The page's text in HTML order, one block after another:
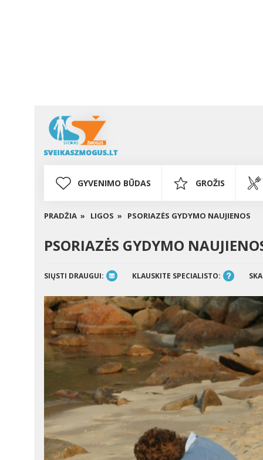
GYVENIMO BŪDAS GROŽIS
PRADŽIA » LIGOS » PSORIAZĖS GYDYMO NAUJIENOS
PSORIAZĖS GYDYMO
SIŲSTI DRAUGUI: KLAUSKITE SPECIALISTO: